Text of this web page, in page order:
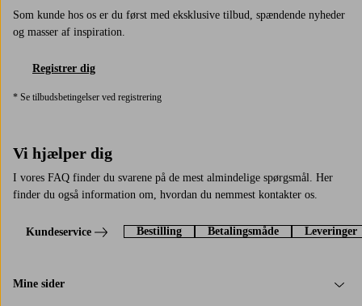
Som kunde hos os er du først med eksklusive tilbud, spændende nyheder
og masser af inspiration.
Registrer dig
* Se tilbudsbetingelser ved registrering
Vi hjælper dig
I vores FAQ finder du svarene på de mest almindelige spørgsmål. Her
finder du også information om, hvordan du nemmest kontakter os.
Kundeservice Bestilling Betalingsmåde Leveringer
Mine sider